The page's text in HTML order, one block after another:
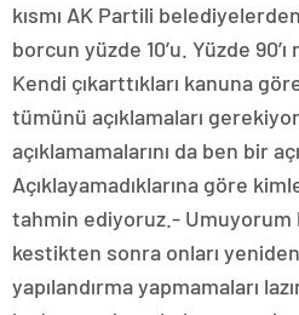
kısmı AK Partili
borcun yüzde 10’u. Yüzde
Kendi çıkarttıkları kanuna
tümünü açıklamaları
açıklamamalarını da ben bir
Açıklayamadıklarına göre
tahmin ediyoruz.- Umuyorum
kestikten sonra onları yeniden
yapılandırma yapmamaları